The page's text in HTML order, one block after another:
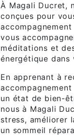
À Magali Ducret,
conçues pour
vous
méditations et
énergétique dans
En apprenant à
un état de bien-
nous à Magali
stress, améliorer
un sommeil